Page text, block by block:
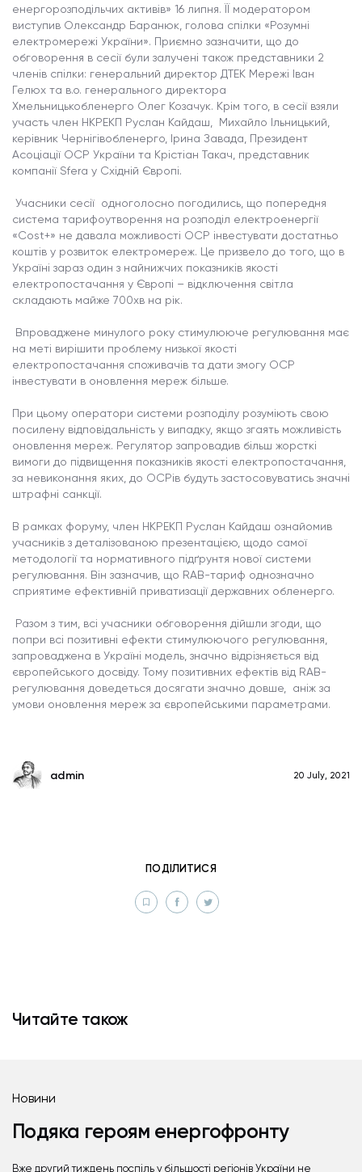
енергорозподільчих активів» 16 липня. ЇЇ модератором
виступив Олександр Баранюк, голова спілки «Розумні
електромережі України». Приємно зазначити, що до
обговорення в сесії були залучені також представники 2
членів спілки: генеральний директор ДТЕК Мережі Іван
Гелюх та в.о. генерального директора
Хмельницькобленерго Олег Козачук. Крім того, в сесії взяли
участь член НКРЕКП Руслан Кайдаш, Михайло Ільницький,
керівник Чернігівобленерго, Ірина Завада, Президент
Асоціації ОСР України та Крістіан Такач, представник
компанії Sfera у Східній Європі.
Учасники сесії одноголосно погодились, що попередня
система тарифоутворення на розподіл електроенергії
«Cost+» не давала можливості ОСР інвестувати достатньо
коштів у розвиток електромереж. Це призвело до того, що в
Україні зараз один з найнижчих показників якості
електропостачання у Європі – відключення світла
складають майже 700хв на рік.
Впроваджене минулого року стимулююче регулювання має
на меті вирішити проблему низької якості
електропостачання споживачів та дати змогу ОСР
інвестувати в оновлення мереж більше.
При цьому оператори системи розподілу розуміють свою
посилену відповідальність у випадку, якщо згаять можливість
оновлення мереж. Регулятор запровадив більш жорсткі
вимоги до підвищення показників якості електропостачання,
за невиконання яких, до ОСРів будуть застосовуватись значні
штрафні санкції.
В рамках форуму, член НКРЕКП Руслан Кайдаш ознайомив
учасників з деталізованою презентацією, щодо самої
методології та нормативного підґрунтя нової системи
регулювання. Він зазначив, що RAB-тариф однозначно
сприятиме ефективній приватизації державних обленерго.
Разом з тим, всі учасники обговорення дійшли згоди, що
попри всі позитивні ефекти стимулюючого регулювання,
запроваджена в Україні модель, значно відрізняється від
європейського досвіду. Тому позитивних ефектів від RAB-
регулювання доведеться досягати значно довше, аніж за
умови оновлення мереж за європейськими параметрами.
admin 20 July, 2021
ПОДІЛИТИСЯ
Читайте також
Новини
Подяка героям енергофронту
Вже другий тиждень поспіль у більшості регіонів України не